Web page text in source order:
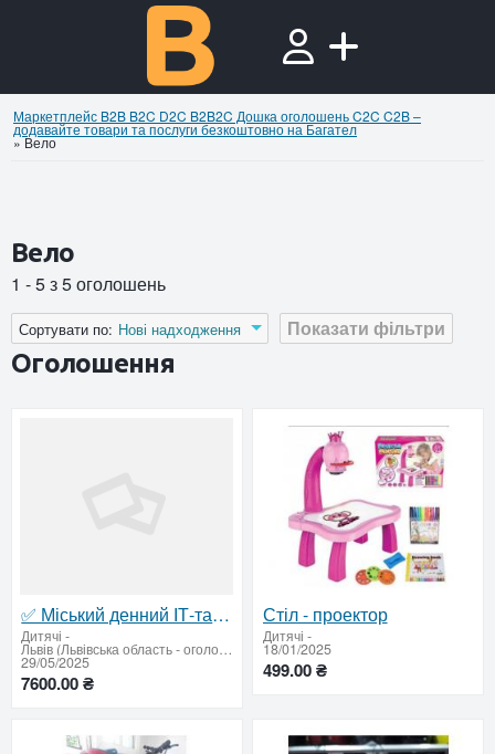
Маркетплейс B2B B2C D2C B2B2C Дошка оголошень C2C C2B –
додавайте товари та послуги безкоштовно на Багател
»Вело
Вело
1 - 5 з 5 оголошень
Показати фільтри
Сортувати по: Нові надходження
Оголошення
✅ Міський денний ІТ-табір для дітей (район Сімсотріччя) з Logika
Дитячі -
Львів (Львівська область - оголошення)
29/05/2025
7600.00 ₴
Стіл - проектор
Дитячі -
18/01/2025
499.00 ₴